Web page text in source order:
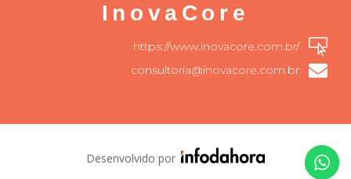
InovaCore

https://www.inovacore.com.br/

consultoria@inovacore.com.br
Desenvolvido por